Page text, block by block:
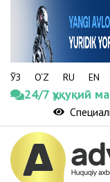
ЎЗ O‘Z RU EN
24/7 ҳуқуқий